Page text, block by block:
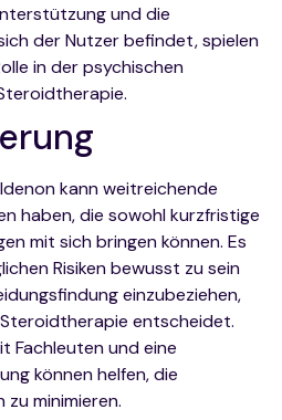
und die
der Nutzer befindet, spielen
in der psychischen
kann weitreichende
haben, die sowohl kurzfristige
mit sich bringen können. Es
Risiken bewusst zu sein
einzubeziehen,
entscheidet.
Fachleuten und eine
können helfen, die
minimieren.